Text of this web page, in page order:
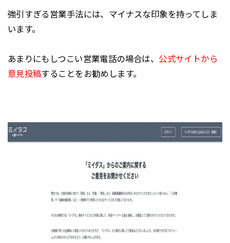
強引すぎる営業手法には、マイナスな印象を持ってしま
います。
あまりにもしつこい営業電話の場合は、 公式サイトから
意見投稿することをお勧めします。